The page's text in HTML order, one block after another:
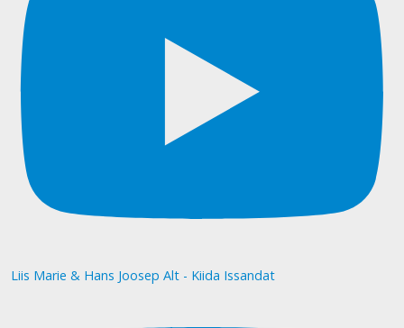
Liis Marie & Hans Joosep Alt - Kiida Issandat